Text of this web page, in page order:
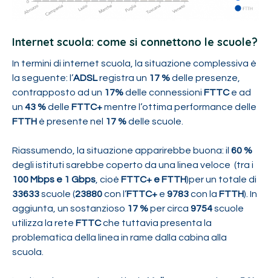
Internet scuola: come si connettono le scuole?
In termini di internet scuola, la situazione complessiva è
la seguente: l’ADSLregistra un 17 %delle presenze,
contrapposto ad un 17%delle connessioni FTTCe ad
un 43 %delle FTTC+mentre l’ottima performance delle
FTTH è presente nel 17 %delle scuole.
Riassumendo, la situazione apparirebbe buona: il 60 %
degli istituti sarebbe coperto da una linea veloce (tra i
100 Mbps e 1 Gbps , cioè FTTC+ e FTTH)per un totale di
33633scuole (23880con l’FTTC+ e 9783con la FTTH). In
aggiunta, un sostanzioso 17 %per circa 9754scuole
utilizza la rete FTTCche tuttavia presenta la
problematica della linea in rame dalla cabina alla
scuola.